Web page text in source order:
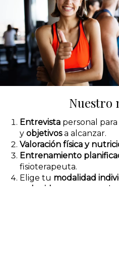
Nuestro
Entrevista personal
y objetivosa alcanzar.
Valoración física y
Entrenamiento
fisioterapeuta.
Elige tu modalidad
reducidos